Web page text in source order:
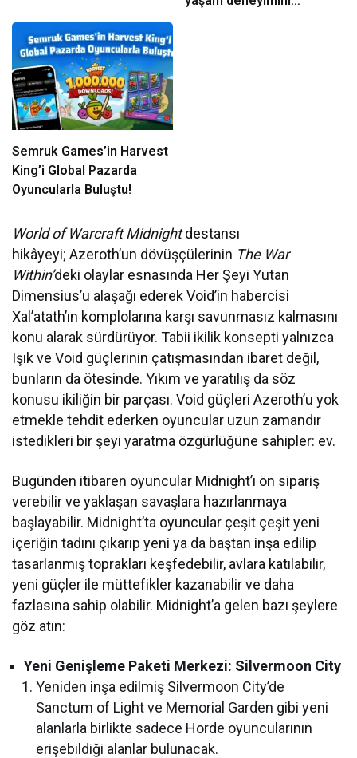
Semruk Games’in Harvest
King’i Global Pazarda
Oyuncularla Buluştu!
World of Warcraft Midnightdestansı
hikâyeyi; Azeroth’un dövüşçülerinin The War
Within’deki olaylar esnasında Her Şeyi Yutan
Dimensius’u alaşağı ederek Void’in habercisi
Xal’atath’ın komplolarına karşı savunmasız kalmasını
konu alarak sürdürüyor. Tabii ikilik konsepti yalnızca
Işık ve Void güçlerinin çatışmasından ibaret değil,
bunların da ötesinde. Yıkım ve yaratılış da söz
konusu ikiliğin bir parçası. Void güçleri Azeroth’u yok
etmekle tehdit ederken oyuncular uzun zamandır
istedikleri bir şeyi yaratma özgürlüğüne sahipler: ev.
Bugünden itibaren oyuncular Midnight’ı ön sipariş
verebilir ve yaklaşan savaşlara hazırlanmaya
başlayabilir. Midnight’ta oyuncular çeşit çeşit yeni
içeriğin tadını çıkarıp yeni ya da baştan inşa edilip
tasarlanmış toprakları keşfedebilir, avlara katılabilir,
yeni güçler ile müttefikler kazanabilir ve daha
fazlasına sahip olabilir. Midnight’a gelen bazı şeylere
göz atın:
Yeni Genişleme Paketi Merkezi: Silvermoon City
Yeniden inşa edilmiş Silvermoon City’de
Sanctum of Light ve Memorial Garden gibi yeni
alanlarla birlikte sadece Horde oyuncularının
erişebildiği alanlar bulunacak.